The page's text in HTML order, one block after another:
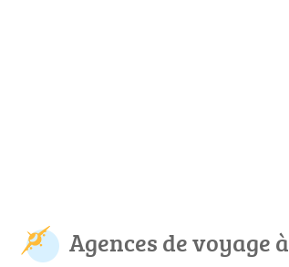
Agences de voyage à